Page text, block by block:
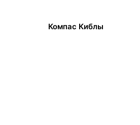
Компас Киблы